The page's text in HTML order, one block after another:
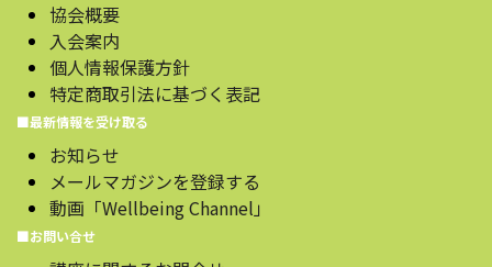
協会概要
入会案内
個人情報保護方針
特定商取引法に基づく表記
■最新情報を受け取る
お知らせ
メールマガジンを登録する
動画「Wellbeing Channel」
■お問い合せ